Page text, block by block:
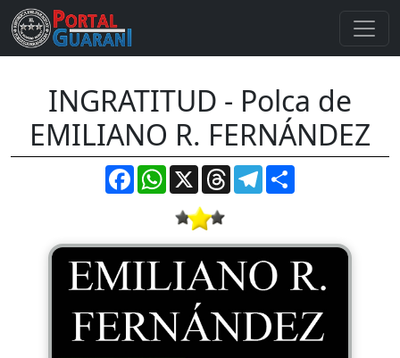
INGRATITUD - Polca de
EMILIANO R. FERNÁNDEZ
FacebookWhatsApp
X ThreadsTelegram